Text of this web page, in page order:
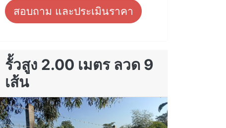
สอบถาม และประเมินราคา
รั้วสูง 2.00 เมตร ลวด 9
เส้น